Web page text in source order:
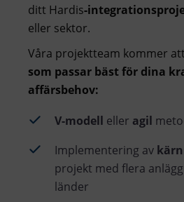
ditt Hardis-
eller sektor.
Våra projektteam kommer
som passar bäst för dina
affärsbehov:
V-modell eller agil
Implementering av
projekt med flera
länder